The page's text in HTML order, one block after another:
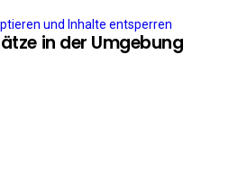
und Inhalte entsperren
in der Umgebung